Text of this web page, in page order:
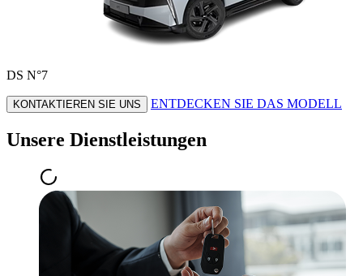
DS N°7
KONTAKTIEREN SIE UNS ENTDECKEN SIE DAS MODELL
Unsere Dienstleistungen